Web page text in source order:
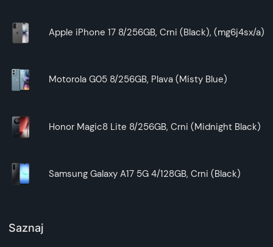
Apple iPhone 17 8/256GB, Crni (Black), (mg6j4sx/a)
Motorola G05 8/256GB, Plava (Misty Blue)
Honor Magic8 Lite 8/256GB, Crni (Midnight Black)
Samsung Galaxy A17 5G 4/128GB, Crni (Black)
Saznaj